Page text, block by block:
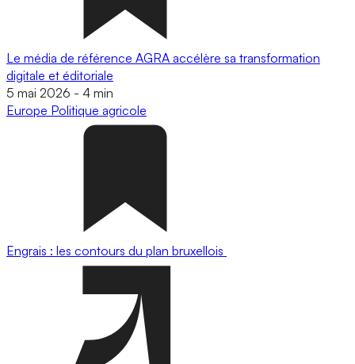
Le média de référence AGRA accélère sa transformation
digitale et éditoriale
5 mai 2026 - 4 min
Europe Politique agricole
Engrais : les contours du plan bruxellois